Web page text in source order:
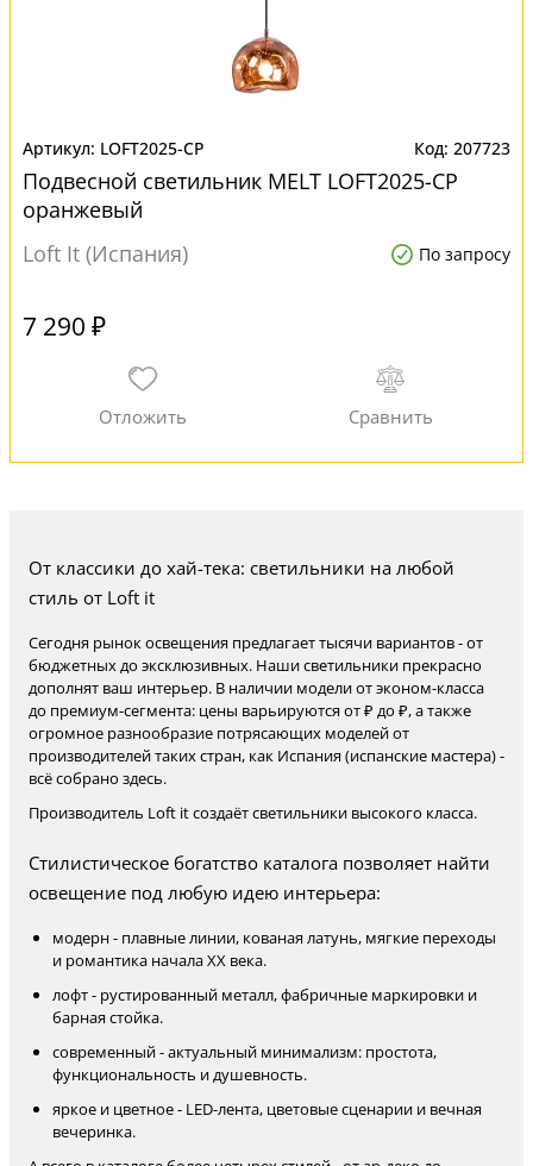
LOFT2025-CP 207723
Подвесной светильник MELT LOFT2025-CP
оранжевый
Loft It (Испания)
По запросу
7 290 ₽
От классики до хай-тека: светильники на любой
стиль от Loft it
Сегодня рынок освещения предлагает тысячи вариантов - от
бюджетных до эксклюзивных. Наши светильники прекрасно
дополнят ваш интерьер. В наличии модели от эконом-класса
до премиум-сегмента: цены варьируются от ₽ до ₽, а также
огромное разнообразие потрясающих моделей от
производителей таких стран, как Испания (испанские мастера) -
всё собрано здесь.
Производитель Loft it создаёт светильники высокого класса.
Стилистическое богатство каталога позволяет найти
освещение под любую идею интерьера:
модерн - плавные линии, кованая латунь, мягкие переходы
и романтика начала XX века.
лофт - рустированный металл, фабричные маркировки и
барная стойка.
современный - актуальный минимализм: простота,
функциональность и душевность.
яркое и цветное - LED-лента, цветовые сценарии и вечная
вечеринка.